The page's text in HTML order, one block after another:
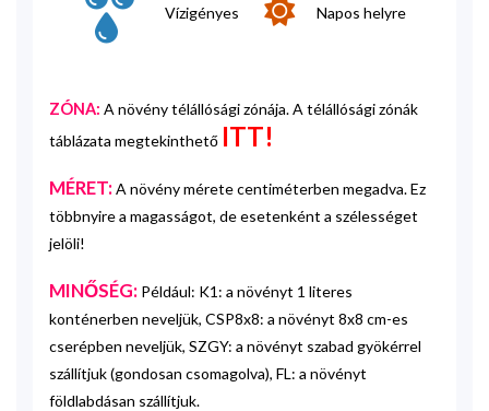
Vízigényes Napos helyre
ZÓNA: A növény télállósági zónája. A télállósági zónák
táblázata megtekinthető ITT!
MÉRET:A növény mérete centiméterben megadva. Ez
többnyire a magasságot, de esetenként a szélességet
jelöli!
MINŐSÉG: Például: K1: a növényt 1 literes
konténerben neveljük, CSP8x8: a növényt 8x8 cm-es
cserépben neveljük, SZGY: a növényt szabad gyökérrel
szállítjuk (gondosan csomagolva), FL: a növényt
földlabdásan szállítjuk.